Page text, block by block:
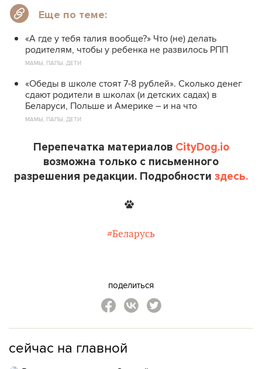
Еще по теме:
«А где у тебя талия вообще?» Что (не) делать
родителям, чтобы у ребенка не развилось РПП
МАМЫ, ПАПЫ, ДЕТИ
«Обеды в школе стоят 7-8 рублей». Сколько денег
сдают родители в школах (и детских садах) в
Беларуси, Польше и Америке – и на что
МАМЫ, ПАПЫ, ДЕТИ
Перепечатка материалов CityDog.io
возможна только с письменного
разрешения редакции. Подробности здесь.
#Беларусь
поделиться
сейчас на главной